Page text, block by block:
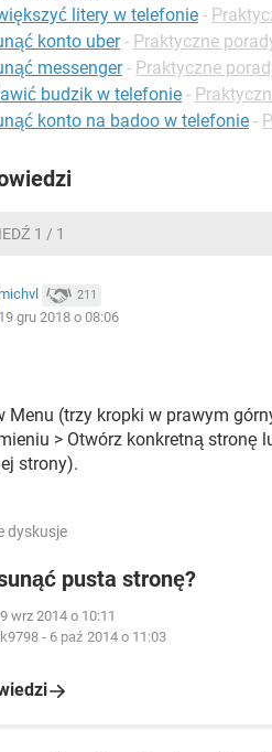
litery w telefonie -
konto uber - Praktyczne
messenger - Praktyczne
budzik w telefonie -
konto na badoo w telefonie -
1 / 1
211
19 gru 2018 o 08:06
Menu (trzy kropki w prawym
> Otwórz konkretną stronę
strony).
dyskusje
pusta stronę?
wrz 2014 o 10:11
- 6 paź 2014 o 11:03